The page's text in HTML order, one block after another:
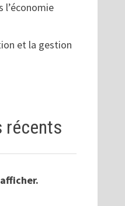
l’économie
et la gestion
récents